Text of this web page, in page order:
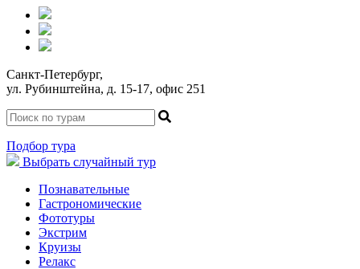
Санкт-Петербург,
ул. Рубинштейна, д. 15-17, офис 251
Подбор тура
Выбрать случайный тур
Познавательные
Гастрономические
Фототуры
Экстрим
Круизы
Релакс